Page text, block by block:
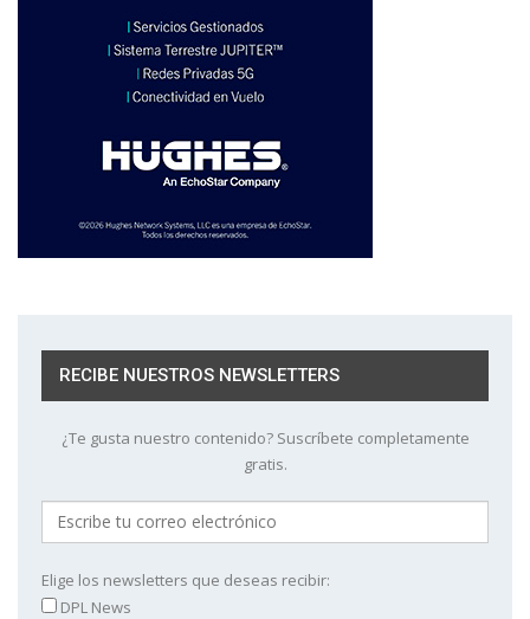
RECIBE NUESTROS NEWSLETTERS
¿Te gusta nuestro contenido? Suscríbete completamente
gratis.
Elige los newsletters que deseas recibir:
DPL News